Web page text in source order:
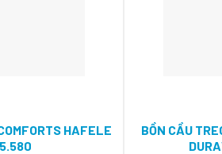
HAFELE
BỒN CẦU